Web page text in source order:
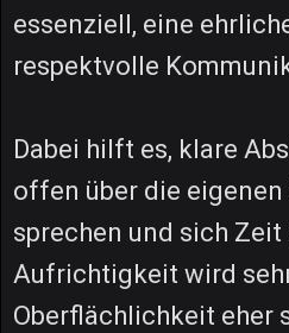
essenziell, eine
respektvolle
Dabei hilft es, klare
offen über die
sprechen und sich Zeit
Aufrichtigkeit wird
Oberflächlichkeit eher